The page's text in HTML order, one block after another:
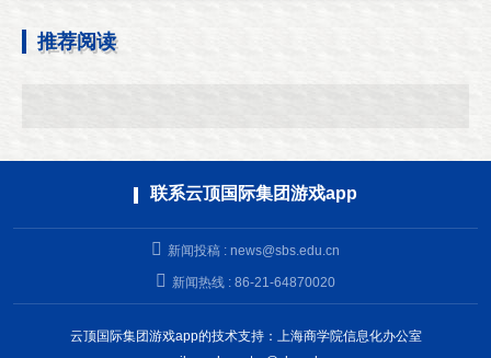
推荐阅读
联系云顶国际集团游戏app
新闻投稿 : news@sbs.edu.cn
新闻热线 : 86-21-64870020
云顶国际集团游戏app的技术支持：上海商学院信息化办公室